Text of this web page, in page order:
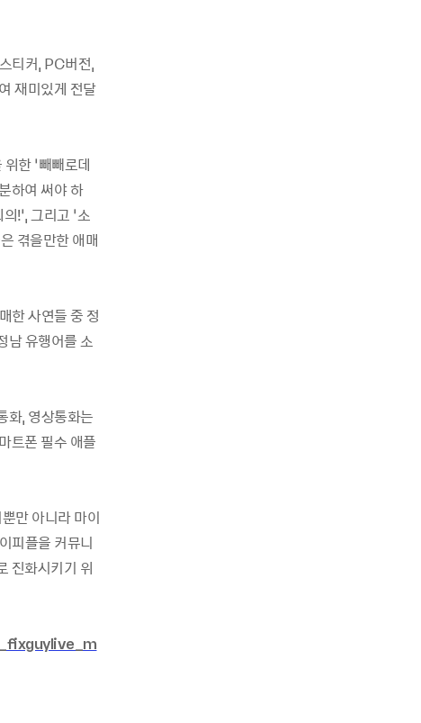
티커, PC버전,
재미있게 전달
한 ‘빼빼로데
하여 써야 하
!’, 그리고 ‘소
겪을만한 애매
한 사연들 중 정
남 유행어를 소
화, 영상통화는
트폰 필수 애플
만 아니라 마이
피플을 커뮤니
진화시키기 위